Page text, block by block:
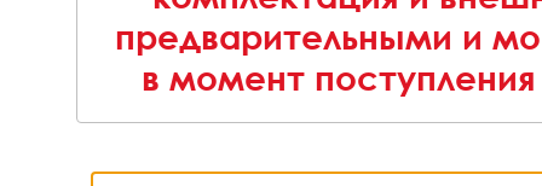
предварительными и
в момент